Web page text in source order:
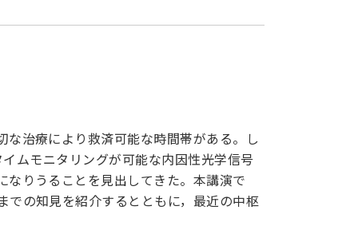
治療により救済可能な時間帯がある。し
ムモニタリングが可能な内因性光学信号
りうることを見出してきた。本講演で
の知見を紹介するとともに，最近の中枢